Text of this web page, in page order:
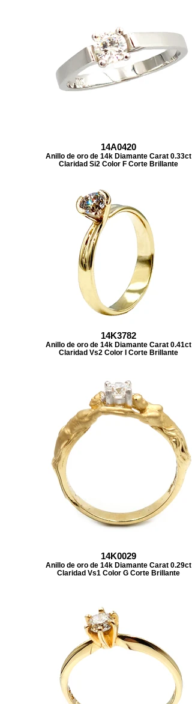
14A0420
Anillo de oro de 14k Diamante Carat 0.33ct
Claridad Si2 Color F Corte Brillante
14K3782
Anillo de oro de 14k Diamante Carat 0.41ct
Claridad Vs2 Color I Corte Brillante
14K0029
Anillo de oro de 14k Diamante Carat 0.29ct
Claridad Vs1 Color G Corte Brillante